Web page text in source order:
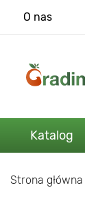
O nas
Katalog
Strona główna